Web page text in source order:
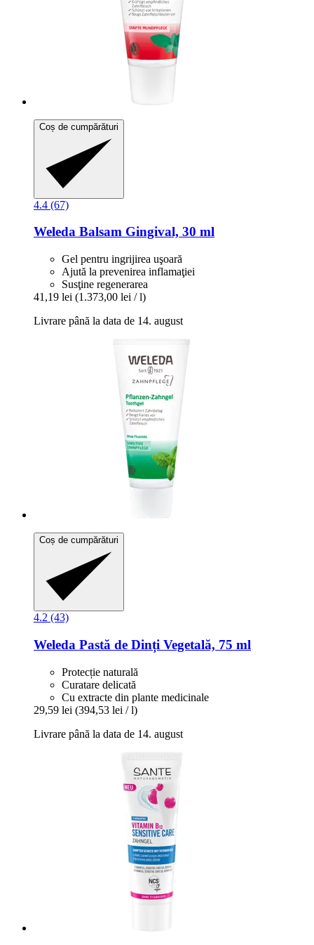
Coș de cumpărături
4.4 (67)
Weleda Balsam Gingival, 30 ml
Gel pentru ingrijirea uşoară
Ajută la prevenirea inflamaţiei
Susţine regenerarea
41,19 lei (1.373,00 lei / l)
Livrare până la data de 14. august
Coș de cumpărături
4.2 (43)
Weleda Pastă de Dinți Vegetală, 75 ml
Protecție naturală
Curatare delicată
Cu extracte din plante medicinale
29,59 lei (394,53 lei / l)
Livrare până la data de 14. august